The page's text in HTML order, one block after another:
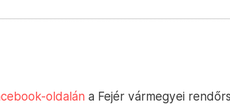
oldalán a Fejér vármegyei